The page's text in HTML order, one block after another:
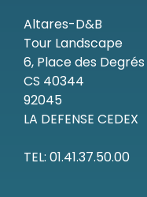
Altares-D&B
Tour Landscape
6, Place des Degrés
CS 40344
92045
LA DEFENSE CEDEX
TEL: 01.41.37.50.00